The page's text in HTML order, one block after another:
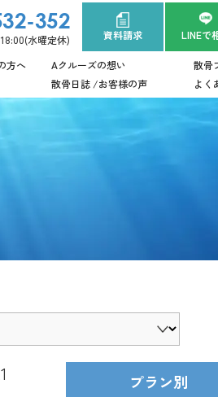
352
水曜定休) 資料請求 LINEで
方へ Aクルーズの想い
散骨
散骨日誌 /お客様の声 よく
プラン別